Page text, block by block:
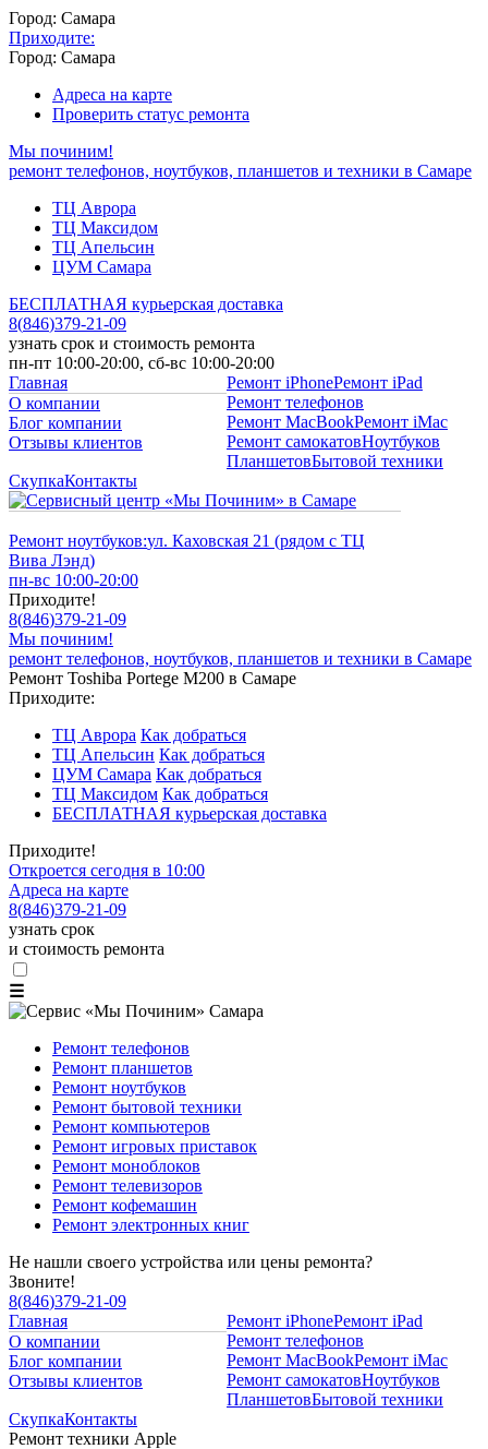
Город: Самара
Приходите:
Город: Самара
Адреса на карте
Проверить статус ремонта
Мы починим!
ремонт телефонов, ноутбуков, планшетов и техники в Самаре
ТЦ Аврора
ТЦ Максидом
ТЦ Апельсин
ЦУМ Самара
БЕСПЛАТНАЯ курьерская доставка
8(846)379-21-09
узнать срок и стоимость ремонта
пн-пт 10:00-20:00, сб-вс 10:00-20:00
Главная
О компании
Блог компании
Отзывы клиентов
Ремонт iPhoneРемонт iPad
Ремонт телефонов
Ремонт MacBookРемонт iMac
Ремонт самокатовНоутбуков
ПланшетовБытовой техники
СкупкаКонтакты
Ремонт ноутбуков:ул. Каховская 21 (рядом с ТЦ
Вива Лэнд)
пн-вс 10:00-20:00
Приходите!
8(846)379-21-09
Мы починим!
ремонт телефонов, ноутбуков, планшетов и техники в Самаре
Ремонт Toshiba Portege M200 в Самаре
Приходите:
ТЦ Аврора Как добраться
ТЦ Апельсин Как добраться
ЦУМ Самара Как добраться
ТЦ Максидом Как добраться
БЕСПЛАТНАЯ курьерская доставка
Приходите!
Откроется сегодня в 10:00
Адреса на карте
8(846)379-21-09
узнать срок
и стоимость ремонта
☰
Ремонт телефонов
Ремонт планшетов
Ремонт ноутбуков
Ремонт бытовой техники
Ремонт компьютеров
Ремонт игровых приставок
Ремонт моноблоков
Ремонт телевизоров
Ремонт кофемашин
Ремонт электронных книг
Не нашли своего устройства или цены ремонта?
Звоните!
8(846)379-21-09
Главная
О компании
Блог компании
Отзывы клиентов
Ремонт iPhoneРемонт iPad
Ремонт телефонов
Ремонт MacBookРемонт iMac
Ремонт самокатовНоутбуков
ПланшетовБытовой техники
СкупкаКонтакты
Ремонт техники Apple